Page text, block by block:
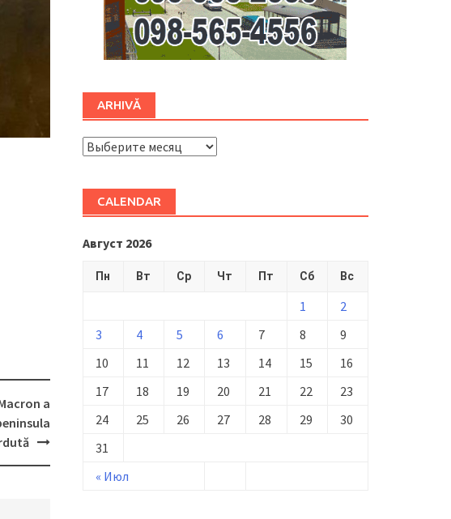
a
ARHIVĂ
ARHIVĂ
CALENDAR
Август 2026
Пн Вт Ср Чт Пт Сб Вс
« Июл
1
2
3
4 5 6 7 8
9
10
11 12 13 14 15
16
17
18 19 20 21 22
23
24
25 26 27 28 29
30
31